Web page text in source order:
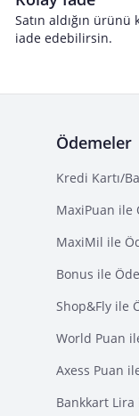
Satın aldığın ürünü
iade edebilirsin.
Ödemeler
Kredi Kartı/
MaxiPuan ile
MaxiMil ile
Bonus ile Öde
Shop&Fly ile
World Puan
Axess Puan
Bankkart Lira